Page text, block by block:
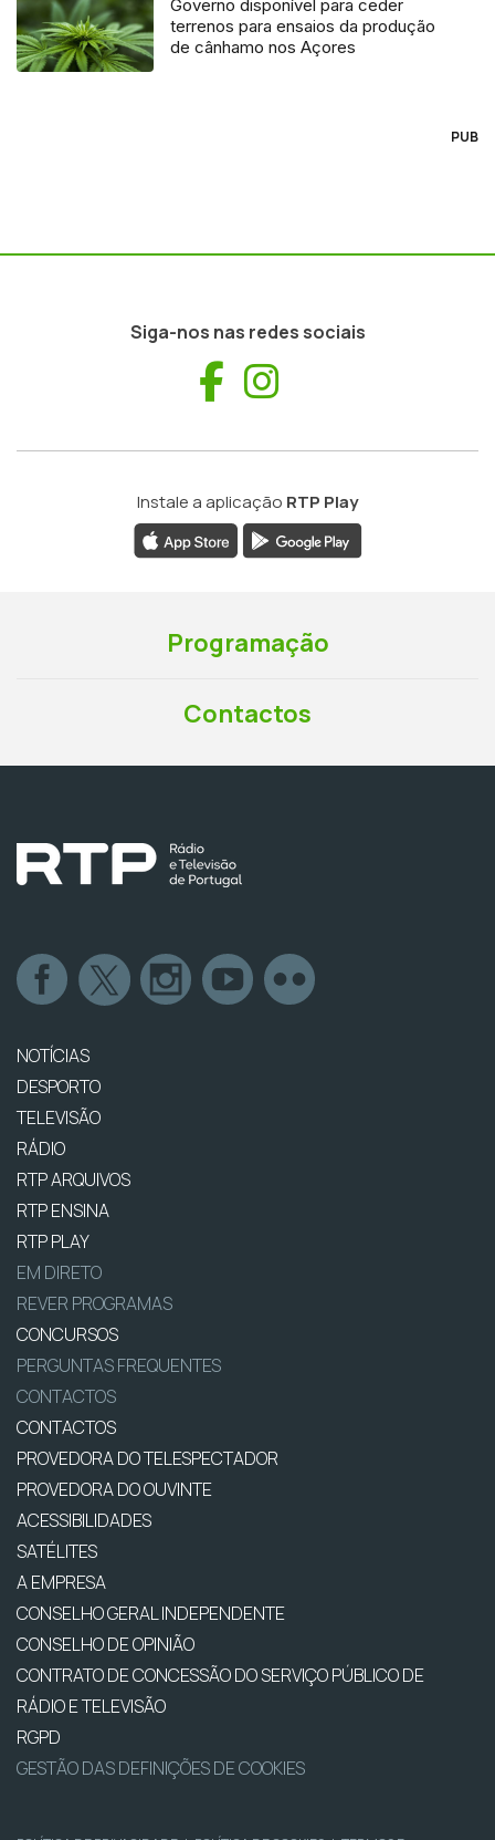
Governo disponível para ceder
terrenos para ensaios da produção
de cânhamo nos Açores
PUB
Siga-nos nas redes sociais
Facebook
Instale a aplicação RTP Play
Programação
Contactos
NOTÍCIAS
DESPORTO
TELEVISÃO
RÁDIO
RTP ARQUIVOS
RTP ENSINA
RTP PLAY
EM DIRETO
REVER PROGRAMAS
CONCURSOS
PERGUNTAS FREQUENTES
CONTACTOS
CONTACTOS
PROVEDORA DO TELESPECTADOR
PROVEDORA DO OUVINTE
ACESSIBILIDADES
SATÉLITES
A EMPRESA
CONSELHO GERAL INDEPENDENTE
CONSELHO DE OPINIÃO
CONTRATO DE CONCESSÃO DO SERVIÇO PÚBLICO DE
RÁDIO E TELEVISÃO
RGPD
GESTÃO DAS DEFINIÇÕES DE COOKIES